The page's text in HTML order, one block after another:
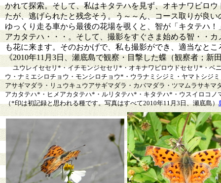
かれて探索。そして、私はキタテハを見ず、オキナワビロ
たが、逃げられたと残念そう。う～～ん、コース取りが良
ゆっくり走る車から最後の花場を覗くと、智が「キタテハ
アカタテハ・・・。そして、撮影をすぐさま始める智・・
も花に来ます。そのおかげで、私も撮影ができ、適当なと
《2010年11月3日、瀬底島で観察・目撃した蝶（観察者；新
ユウレイセセリ*・イチモンジセセリ*・オキナワビロウドセセリ*・ベ
ウ・ナミエシロチョウ・モンシロチョウ*・ウラナミシジミ・ヤマトシジ
アサギマダラ・リュウキュウアサギマダラ・カバマダラ・ツマムラサキ
アカタテハ*・ヒメアカタテハ*・ルリタテハ*・キタテハ*・ウスイロコノ
（*印は初記録と思われる種です。写真はすべて2010年11月3日、瀬底島）